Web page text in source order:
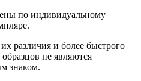
по индивидуальному
различия и более быстрого
не являются
знаком.